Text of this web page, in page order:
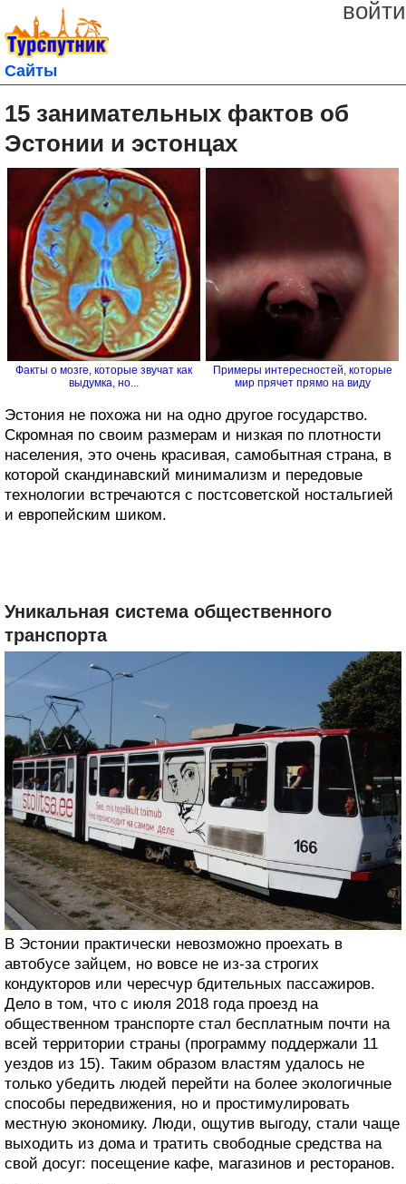
войти
Сайты
15 занимательных фактов об
Эстонии и эстонцах
Факты о мозге, которые звучат как
выдумка, но...
Примеры интересностей, которые
мир прячет прямо на виду
Эстония не похожа ни на одно другое государство.
Скромная по своим размерам и низкая по плотности
населения, это очень красивая, самобытная страна, в
которой скандинавский минимализм и передовые
технологии встречаются с постсоветской ностальгией
и европейским шиком.
Уникальная система общественного
транспорта
В Эстонии практически невозможно проехать в
автобусе зайцем, но вовсе не из-за строгих
кондукторов или чересчур бдительных пассажиров.
Дело в том, что с июля 2018 года проезд на
общественном транспорте стал бесплатным почти на
всей территории страны (программу поддержали 11
уездов из 15). Таким образом властям удалось не
только убедить людей перейти на более экологичные
способы передвижения, но и простимулировать
местную экономику. Люди, ощутив выгоду, стали чаще
выходить из дома и тратить свободные средства на
свой досуг: посещение кафе, магазинов и ресторанов.